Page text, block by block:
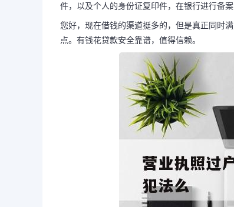
件，以及个人的身份证复印件，在银行进行备
您好，现在借钱的渠道挺多的，但是真正同时
点。有钱花贷款安全靠谱，值得信赖。
贷款犯
只要你按需贷款就可以了
的资料对你进行申请的，只要
望可以帮助到你。开网吧向银